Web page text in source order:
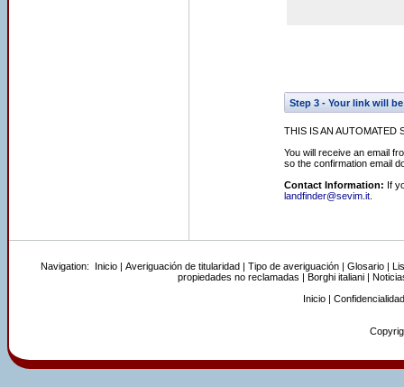
Step 3 - Your link will
THIS IS AN AUTOMATED
You will receive an email
so the confirmation email
Contact Information: If
landfinder@sevim.it
Navigation: Inicio| Averiguación de titularidad| Tipo de averiguación| Glosario|
propiedades no reclamadas | Borghi italiani|
Inicio| Confidencialidad